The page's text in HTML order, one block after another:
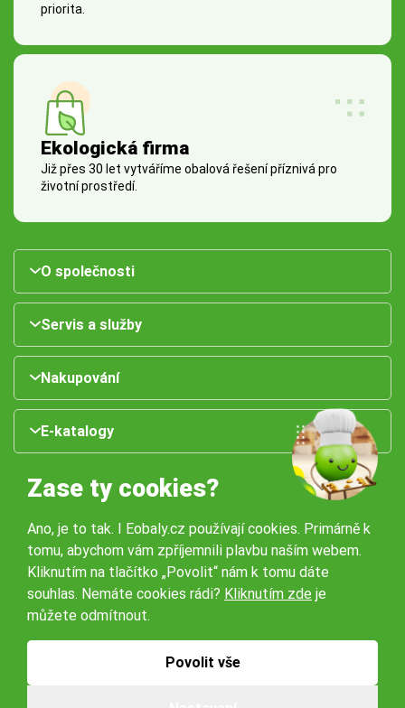
priorita.
Ekologická firma
Již přes 30 let vytváříme obalová řešení příznivá pro
životní prostředí.
O společnosti
Servis a služby
Nakupování
E-katalogy
Naše pobočky:
Obchodní podmínky
Zase ty cookies?
Ano, je to tak. I Eobaly.cz používají cookies. Primárně k
tomu, abychom vám zpříjemnili plavbu naším webem.
Kliknutím na tlačítko „Povolit“ nám k tomu dáte
souhlas. Nemáte cookies rádi? Kliknutím zde je
můžete odmítnout.
Povolit vše